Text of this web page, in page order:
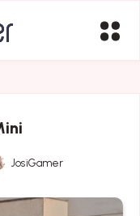
JosiGamer